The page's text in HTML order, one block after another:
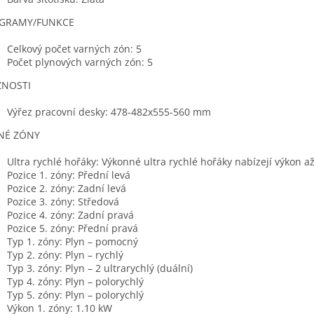
FUNKCE
Celkový počet varných zón: 5
Počet plynových varných zón: 5
Výřez pracovní desky: 478-482x555-560 mm
ZÓNY
Ultra rychlé hořáky: Výkonné ultra rychlé hořáky nabízejí výkon
Pozice 1. zóny: Přední levá
Pozice 2. zóny: Zadní levá
Pozice 3. zóny: Středová
Pozice 4. zóny: Zadní pravá
Pozice 5. zóny: Přední pravá
Typ 1. zóny: Plyn – pomocný
Typ 2. zóny: Plyn – rychlý
Typ 3. zóny: Plyn – 2 ultrarychlý (duální)
Typ 4. zóny: Plyn – polorychlý
Typ 5. zóny: Plyn – polorychlý
Výkon 1. zóny: 1.10 kW